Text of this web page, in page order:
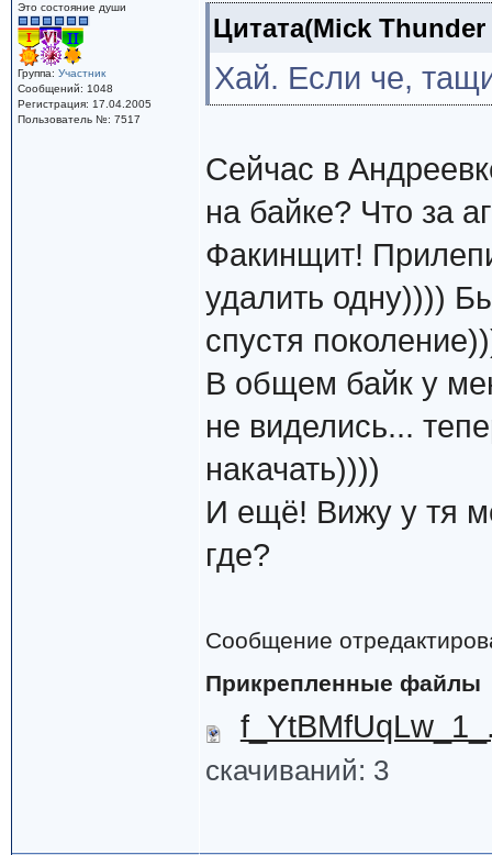
Это состояние души
Группа: Участник
Сообщений: 1048
Регистрация: 17.04.2005
Пользователь №: 7517
Цитата(Mick
Хай. Если че,
Сейчас в
на байке? Что за
Факинщит!
удалить одну))))
спустя
В общем байк у
не виделись...
накачать))))
И ещё! Вижу у тя
где?
Сообщение
Прикрепленные файлы
скачиваний: 3